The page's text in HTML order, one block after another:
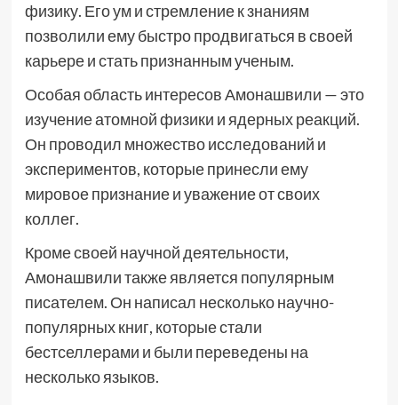
физику. Его ум и стремление к знаниям
позволили ему быстро продвигаться в своей
карьере и стать признанным ученым.
Особая область интересов Амонашвили — это
изучение атомной физики и ядерных реакций.
Он проводил множество исследований и
экспериментов, которые принесли ему
мировое признание и уважение от своих
коллег.
Кроме своей научной деятельности,
Амонашвили также является популярным
писателем. Он написал несколько научно-
популярных книг, которые стали
бестселлерами и были переведены на
несколько языков.